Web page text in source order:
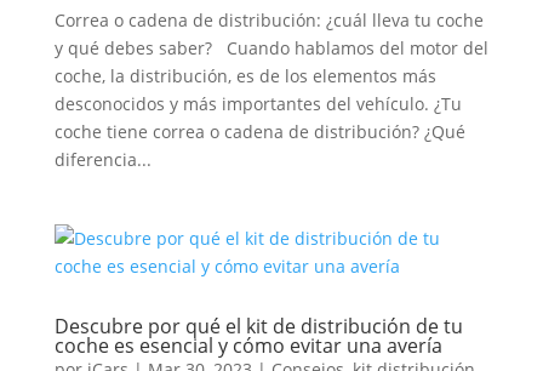
Correa o cadena de distribución: ¿cuál lleva tu coche
y qué debes saber? Cuando hablamos del motor del
coche, la distribución, es de los elementos más
desconocidos y más importantes del vehículo. ¿Tu
coche tiene correa o cadena de distribución? ¿Qué
diferencia...
Descubre por qué el kit de distribución de tu
coche es esencial y cómo evitar una avería